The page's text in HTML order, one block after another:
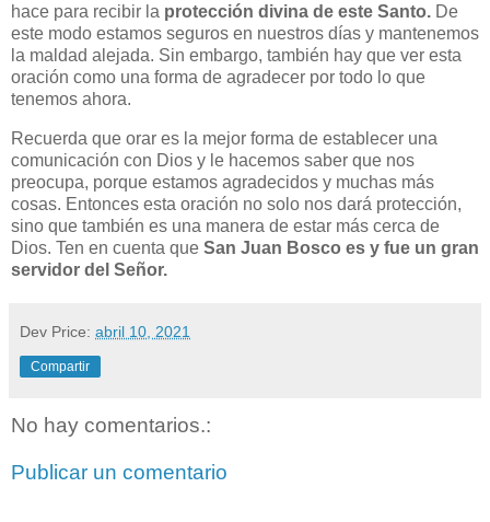
hace para recibir la protección divina de este Santo. De
este modo estamos seguros en nuestros días y mantenemos
la maldad alejada. Sin embargo, también hay que ver esta
oración como una forma de agradecer por todo lo que
tenemos ahora.
Recuerda que orar es la mejor forma de establecer una
comunicación con Dios y le hacemos saber que nos
preocupa, porque estamos agradecidos y muchas más
cosas. Entonces esta oración no solo nos dará protección,
sino que también es una manera de estar más cerca de
Dios. Ten en cuenta que San Juan Bosco es y fue un gran
servidor del Señor.
Dev Price: abril 10, 2021
Compartir
No hay comentarios.:
Publicar un comentario